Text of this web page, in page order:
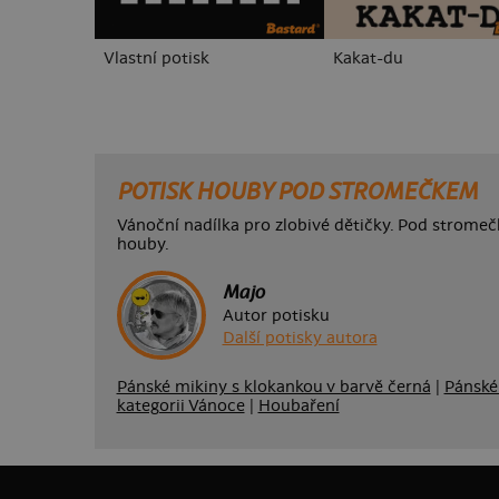
Vlastní potisk Kakat-du
POTISK HOUBY POD STROMEČKEM
Vánoční nadílka pro zlobivé dětičky. Pod
houby.
Majo
Autor potisku
Další potisky autora
Pánské mikiny s klokankou v barvě černá
kategorii Vánoce| Houbaření